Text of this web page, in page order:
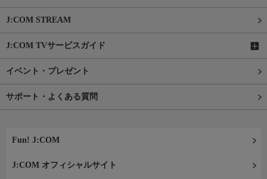
J:COM STREAM
J:COM TVサービスガイド
イベント・プレゼント
サポート・よくある質問
Fun! J:COM
J:COM オフィシャルサイト